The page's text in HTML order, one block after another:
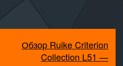
Обзор Ruike Criterion
Collection L51 —